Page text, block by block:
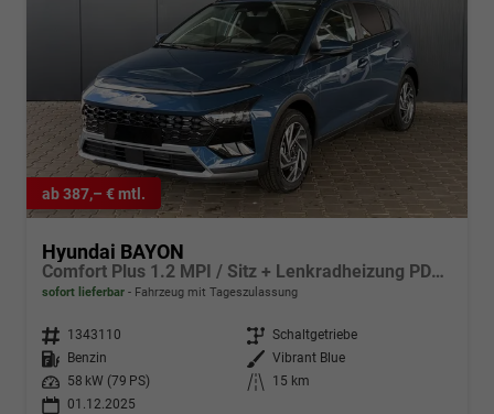
ab 387,– € mtl.
Hyundai BAYON
Comfort Plus 1.2 MPI / Sitz + Lenkradheizung PDC V&H Kamera LED Tempomat Keyless Alu 16"
sofort lieferbar Fahrzeug mit Tageszulassung
Fahrzeugnr. 1343110 Getriebe Schaltgetriebe
Kraftstoff
Benzin Außenfarbe Vibrant Blue
Leistung
58 kW (79 PS) Kilometerstand
15 km
01.12.2025